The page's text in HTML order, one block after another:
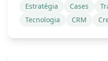
Estratégia Cases
Tecnologia
CRM